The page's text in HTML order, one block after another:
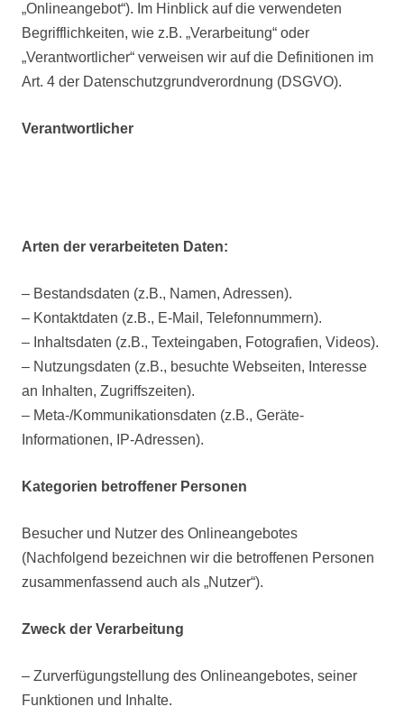
„Onlineangebot“). Im Hinblick auf die verwendeten
Begrifflichkeiten, wie z.B. „Verarbeitung“ oder
„Verantwortlicher“ verweisen wir auf die Definitionen im
Art. 4 der Datenschutzgrundverordnung (DSGVO).
Verantwortlicher
Arten der verarbeiteten Daten:
– Bestandsdaten (z.B., Namen, Adressen).
– Kontaktdaten (z.B., E-Mail, Telefonnummern).
– Inhaltsdaten (z.B., Texteingaben, Fotografien, Videos).
– Nutzungsdaten (z.B., besuchte Webseiten, Interesse
an Inhalten, Zugriffszeiten).
– Meta-/Kommunikationsdaten (z.B., Geräte-
Informationen, IP-Adressen).
Kategorien betroffener Personen
Besucher und Nutzer des Onlineangebotes
(Nachfolgend bezeichnen wir die betroffenen Personen
zusammenfassend auch als „Nutzer“).
Zweck der Verarbeitung
– Zurverfügungstellung des Onlineangebotes, seiner
Funktionen und Inhalte.